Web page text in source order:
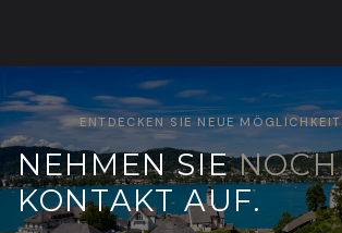
ENTDECKEN SIE NEUE
NEHMEN SIE
KONTAKT AUF.